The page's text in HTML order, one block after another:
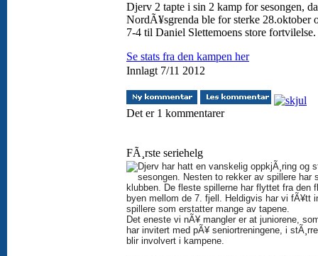
Djerv 2 tapte i sin 2 kamp for sesongen, da
NordÃ¥sgrenda ble for sterke 28.oktober
7-4 til Daniel Slettemoens store fortvilelse.
Se stats fra den kampen her
Innlagt 7/11 2012
Det er 1 kommentarer
FÃ¸rste seriehelg
Djerv har hatt en vanskelig oppkjÃ¸ring og
sesongen. Nesten to rekker av spillere har
klubben. De fleste spillerne har flyttet fra den
byen mellom de 7. fjell. Heldigvis har vi fÃ¥tt
spillere som erstatter mange av tapene.
Det eneste vi nÃ¥ mangler er at juniorene,
har invitert med pÃ¥ seniortreningene, i
blir involvert i kampene.